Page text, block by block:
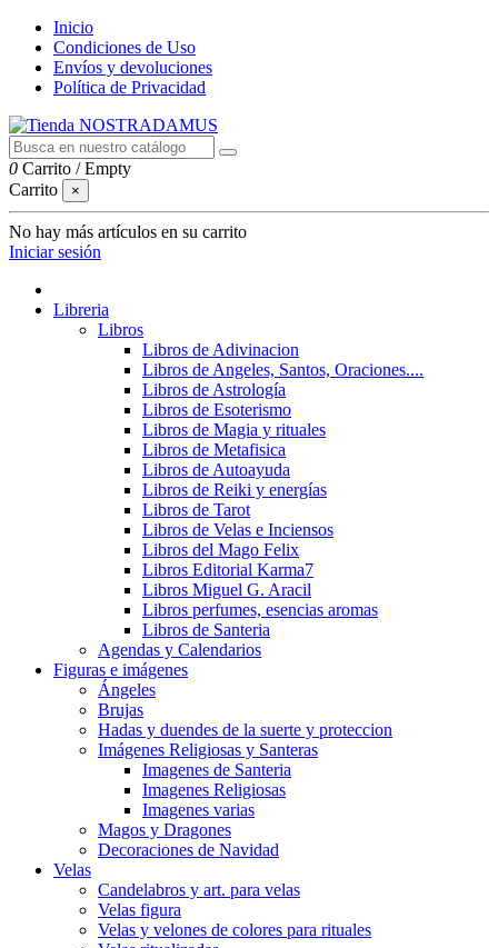
Inicio
Condiciones de Uso
Envíos y devoluciones
Política de Privacidad
0 Carrito /Empty
Carrito
×
No hay más artículos en su carrito
Iniciar sesión
Libreria
Libros
Libros de Adivinacion
Libros de Angeles, Santos, Oraciones....
Libros de Astrología
Libros de Esoterismo
Libros de Magia y rituales
Libros de Metafisica
Libros de Autoayuda
Libros de Reiki y energías
Libros de Tarot
Libros de Velas e Inciensos
Libros del Mago Felix
Libros Editorial Karma7
Libros Miguel G. Aracil
Libros perfumes, esencias aromas
Libros de Santeria
Agendas y Calendarios
Figuras e imágenes
Ángeles
Brujas
Hadas y duendes de la suerte y proteccion
Imágenes Religiosas y Santeras
Imagenes de Santeria
Imagenes Religiosas
Imagenes varias
Magos y Dragones
Decoraciones de Navidad
Velas
Candelabros y art. para velas
Velas figura
Velas y velones de colores para rituales